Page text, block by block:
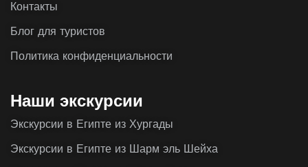
Контакты
Блог для туристов
Политика конфиденциальности
Наши экскурсии
Экскурсии в Египте из Хургады
Экскурсии в Египте из Шарм эль Шейха